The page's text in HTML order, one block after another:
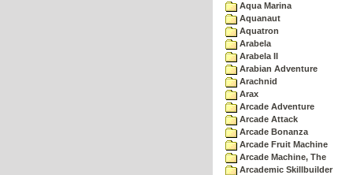
Aqua Marina
Aquanaut
Aquatron
Arabela
Arabela II
Arabian Adventure
Arachnid
Arax
Arcade Adventure
Arcade Attack
Arcade Bonanza
Arcade Fruit Machine
Arcade Machine, The
Arcademic Skillbuilder